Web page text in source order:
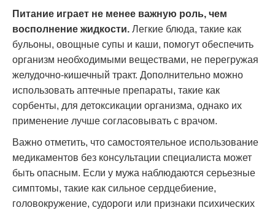
Питание играет не менее важную роль, чем
восполнение жидкости. Легкие блюда, такие как
бульоны, овощные супы и каши, помогут обеспечить
организм необходимыми веществами, не перегружая
желудочно-кишечный тракт. Дополнительно можно
использовать аптечные препараты, такие как
сорбенты, для детоксикации организма, однако их
применение лучше согласовывать с врачом.
Важно отметить, что самостоятельное использование
медикаментов без консультации специалиста может
быть опасным. Если у мужа наблюдаются серьезные
симптомы, такие как сильное сердцебиение,
головокружение, судороги или признаки психических